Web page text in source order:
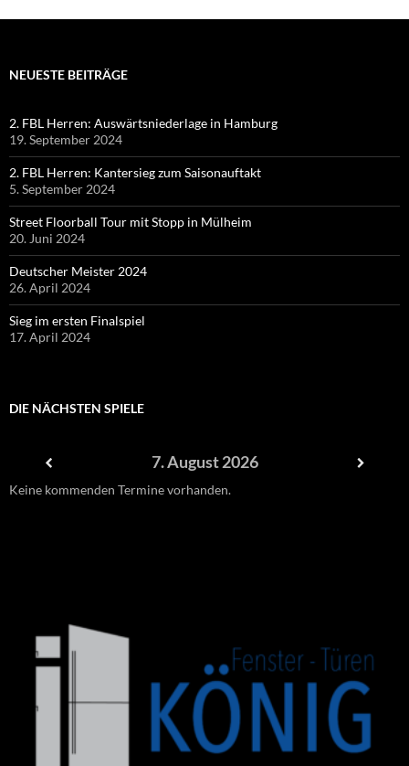
NEUESTE BEITRÄGE
2. FBL Herren: Auswärtsniederlage in Hamburg
19. September 2024
2. FBL Herren: Kantersieg zum Saisonauftakt
5. September 2024
Street Floorball Tour mit Stopp in Mülheim
20. Juni 2024
Deutscher Meister 2024
26. April 2024
Sieg im ersten Finalspiel
17. April 2024
DIE NÄCHSTEN SPIELE
7. August 2026
Keine kommenden Termine vorhanden.